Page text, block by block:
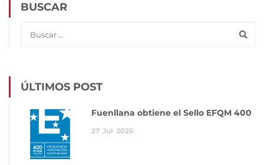
BUSCAR
ÚLTIMOS POST
Fuenllana obtiene el Sello EFQM 400
27 Jul 2026